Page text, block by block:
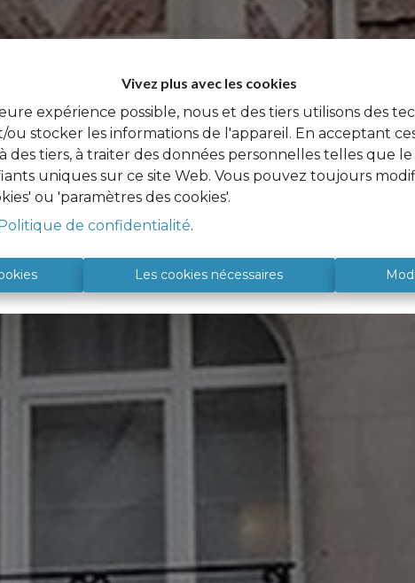
Vivez plus avec les cookies
expérience possible, nous et des tiers utilisons des
stocker les informations de l'appareil. En acceptant
des tiers, à traiter des données personnelles telles que
uniques sur ce site Web. Vous pouvez toujours
ou 'paramètres des cookies'.
de confidentialité.
Les cookies nécessaires